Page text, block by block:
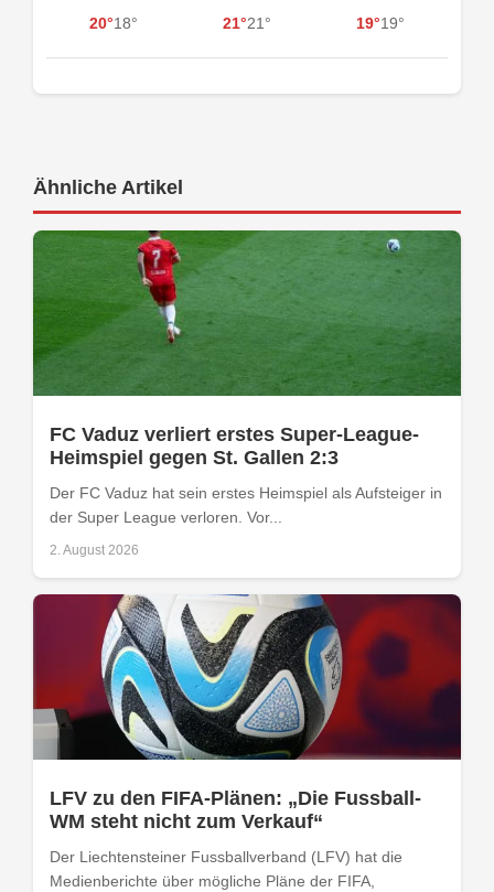
20°18° 21°21° 19°19°
Ähnliche Artikel
FC Vaduz verliert erstes Super-League-
Heimspiel gegen St. Gallen 2:3
Der FC Vaduz hat sein erstes Heimspiel als Aufsteiger in
der Super League verloren. Vor...
2. August 2026
LFV zu den FIFA-Plänen: „Die Fussball-
WM steht nicht zum Verkauf“
Der Liechtensteiner Fussballverband (LFV) hat die
Medienberichte über mögliche Pläne der FIFA,